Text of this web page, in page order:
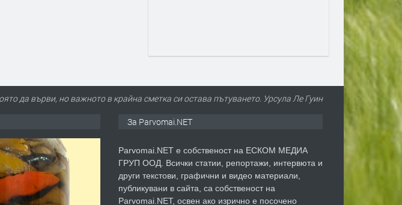
да върви, но важното в крайна сметка си остава пътуването. Урсула Ле Гуин
За Parvomai.NET
Parvomai.NET е собственост на ЕСКОМ МЕДИА
ГРУП ООД. Всички статии, репортажи, интервюта и
други текстови, графични и видео материали,
публикувани в сайта, са собственост на
Parvomai.NET, освен ако изрично е посочено